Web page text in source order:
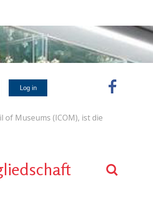
Museums (ICOM), ist die